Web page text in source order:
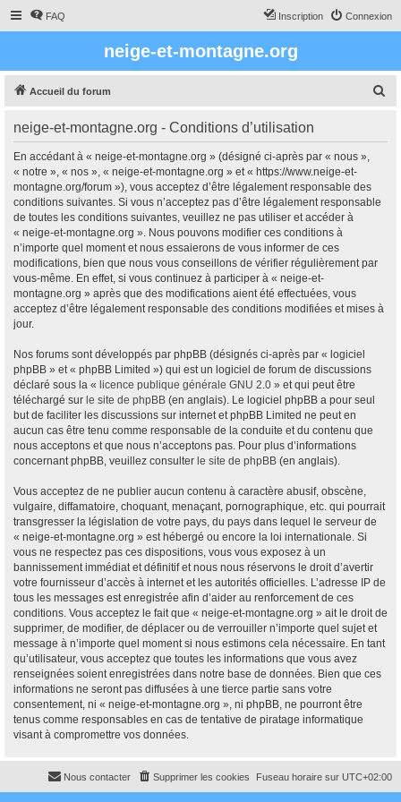
FAQ Connexion
Inscription
neige-et-montagne.org
Accueil du forum
neige-et-montagne.org - Conditions d’utilisation
En accédant à « neige-et-montagne.org » (désigné ci-après par « nous »,
« notre », « nos », « neige-et-montagne.org » et « https://www.neige-et-
montagne.org/forum »), vous acceptez d’être légalement responsable des
conditions suivantes. Si vous n’acceptez pas d’être légalement responsable
de toutes les conditions suivantes, veuillez ne pas utiliser et accéder à
« neige-et-montagne.org ». Nous pouvons modifier ces conditions à
n’importe quel moment et nous essaierons de vous informer de ces
modifications, bien que nous vous conseillons de vérifier régulièrement par
vous-même. En effet, si vous continuez à participer à « neige-et-
montagne.org » après que des modifications aient été effectuées, vous
acceptez d’être légalement responsable des conditions modifiées et mises à
jour.
Nos forums sont développés par phpBB (désignés ci-après par « logiciel
phpBB » et « phpBB Limited ») qui est un logiciel de forum de discussions
déclaré sous la « licence publique générale GNU 2.0 » et qui peut être
téléchargé sur le site de phpBB (en anglais). Le logiciel phpBB a pour seul
but de faciliter les discussions sur internet et phpBB Limited ne peut en
aucun cas être tenu comme responsable de la conduite et du contenu que
nous acceptons et que nous n’acceptons pas. Pour plus d’informations
concernant phpBB, veuillez consulter le site de phpBB (en anglais).
Vous acceptez de ne publier aucun contenu à caractère abusif, obscène,
vulgaire, diffamatoire, choquant, menaçant, pornographique, etc. qui pourrait
transgresser la législation de votre pays, du pays dans lequel le serveur de
« neige-et-montagne.org » est hébergé ou encore la loi internationale. Si
vous ne respectez pas ces dispositions, vous vous exposez à un
bannissement immédiat et définitif et nous nous réservons le droit d’avertir
votre fournisseur d’accès à internet et les autorités officielles. L’adresse IP de
tous les messages est enregistrée afin d’aider au renforcement de ces
conditions. Vous acceptez le fait que « neige-et-montagne.org » ait le droit de
supprimer, de modifier, de déplacer ou de verrouiller n’importe quel sujet et
message à n’importe quel moment si nous estimons cela nécessaire. En tant
qu’utilisateur, vous acceptez que toutes les informations que vous avez
renseignées soient enregistrées dans notre base de données. Bien que ces
informations ne seront pas diffusées à une tierce partie sans votre
consentement, ni « neige-et-montagne.org », ni phpBB, ne pourront être
tenus comme responsables en cas de tentative de piratage informatique
visant à compromettre vos données.
Fuseau horaire sur UTC+02:00
Supprimer les cookies
Nous contacter